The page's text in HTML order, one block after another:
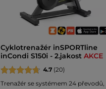
Cyklotrenažér inSPORTline
inCondi S150i - 2.jakost AKCE
4.7(20)
Trenažér se systémem 24 převodů,